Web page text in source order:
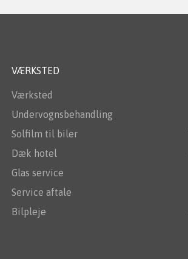
VÆRKSTED
Værksted
Undervognsbehandling
Solfilm til biler
Dæk hotel
Glas service
Service aftale
Bilpleje